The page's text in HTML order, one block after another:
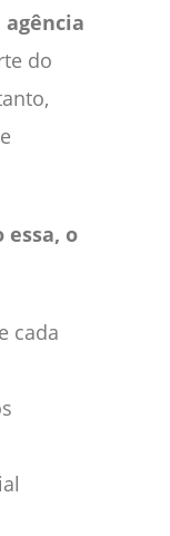
agência
do
essa, o
cada